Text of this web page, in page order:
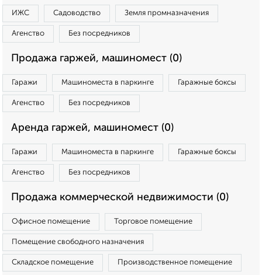
ИЖС Садоводство Земля промназначения
Агенство Без посредников
Продажа гаржей, машиномест (0)
Гаражи Машиноместа в паркинге Гаражные боксы
Агенство Без посредников
Аренда гаржей, машиномест (0)
Гаражи Машиноместа в паркинге Гаражные боксы
Агенство Без посредников
Продажа коммерческой недвижимости (0)
Офисное помещение Торговое помещение
Помещение свободного назначения
Складское помещение Производственное помещение